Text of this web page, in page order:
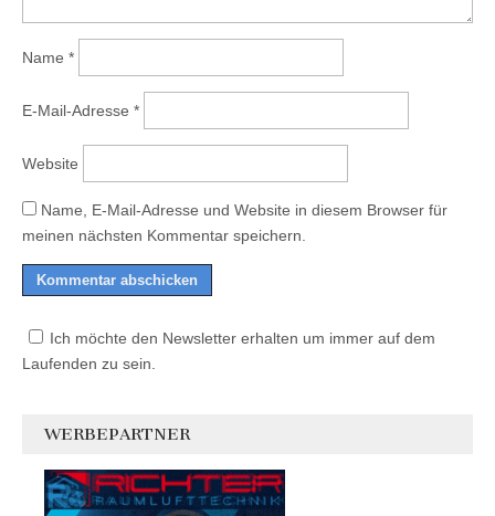
Name *
E-Mail-Adresse *
Website
Name, E-Mail-Adresse und Website in diesem Browser für
meinen nächsten Kommentar speichern.
Ich möchte den Newsletter erhalten um immer auf dem
Laufenden zu sein.
WERBEPARTNER